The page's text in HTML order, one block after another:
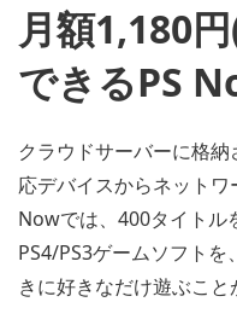
月額1,180
できるPS
クラウドサーバーに格
応デバイスからネット
Nowでは、400タイトル
PS4/PS3ゲームソフト
きに好きなだけ遊ぶこと